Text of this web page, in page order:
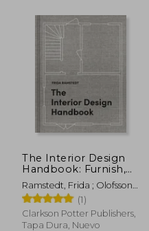
45%
dcto.
The Interior Design
Handbook: Furnish,
Decorate, and Style
Your Space (en
Inglés)
Ramstedt, Frida ; Olofsson,
Mia
(1)
Clarkson Potter Publishers,
Tapa Dura, Nuevo